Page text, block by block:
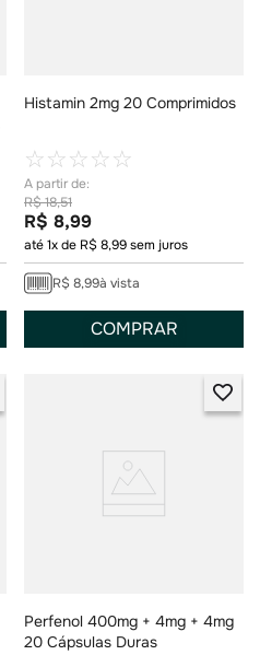
Histamin 2mg 20 Comprimidos
☆☆☆☆☆
R$18,51
R$ 8,99
até1x de R$8,99sem juros
R$ 8,99à vista
COMPRAR
Perfenol 400mg + 4mg + 4mg
20 Cápsulas Duras